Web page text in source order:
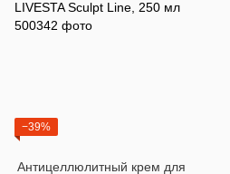
−39%
Антицеллюлитный крем для